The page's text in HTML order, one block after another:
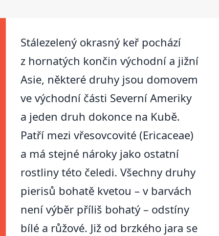
Stálezelený okrasný keř pochází
z hornatých končin východní a jižní
Asie, některé druhy jsou domovem
ve východní části Severní Ameriky
a jeden druh dokonce na Kubě.
Patří mezi vřesovcovité (Ericaceae)
a má stejné nároky jako ostatní
rostliny této čeledi. Všechny druhy
pierisů bohatě kvetou – v barvách
není výběr příliš bohatý – odstíny
bílé a růžové. Již od brzkého jara se